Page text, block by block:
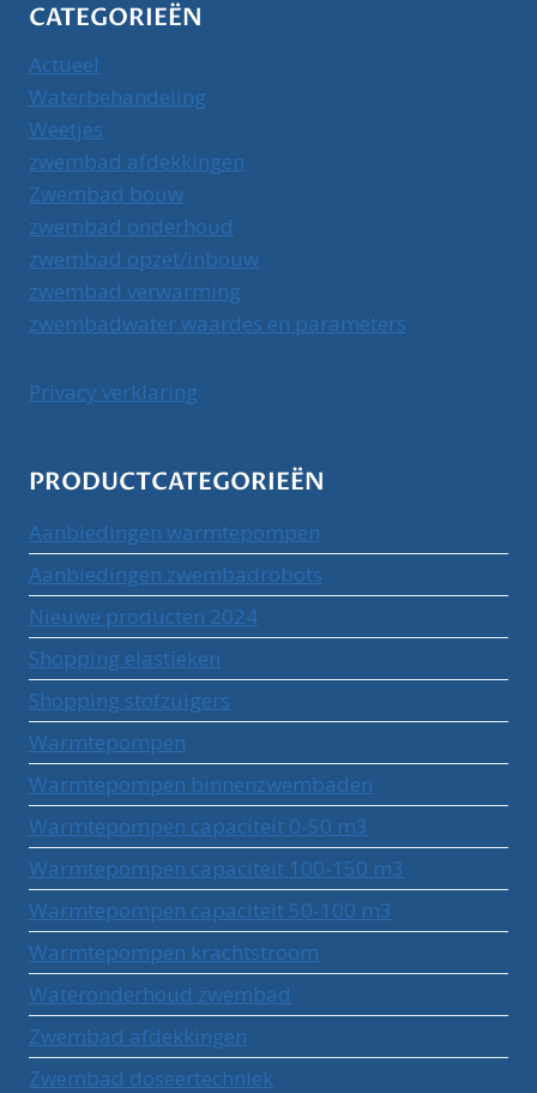
CATEGORIEËN
Actueel
Waterbehandeling
Weetjes
zwembad afdekkingen
Zwembad bouw
zwembad onderhoud
zwembad opzet/inbouw
zwembad verwarming
zwembadwater waardes en parameters
Privacy verklaring
PRODUCTCATEGORIEËN
Aanbiedingen warmtepompen
Aanbiedingen zwembadrobots
Nieuwe producten 2024
Shopping elastieken
Shopping stofzuigers
Warmtepompen
Warmtepompen binnenzwembaden
Warmtepompen capaciteit 0-50 m3
Warmtepompen capaciteit 100-150 m3
Warmtepompen capaciteit 50-100 m3
Warmtepompen krachtstroom
Wateronderhoud zwembad
Zwembad afdekkingen
Zwembad doseertechniek